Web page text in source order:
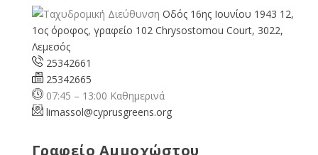
Οδός 16ης Ιουνίου 1943 12,
1ος όροφος, γραφείο 102 Chrysostomou Court, 3022,
Λεμεσός
25342661
25342665
07:45 – 13:00 Καθημερινά
limassol@cyprusgreens.org
Γραφείο Αμμοχώστου